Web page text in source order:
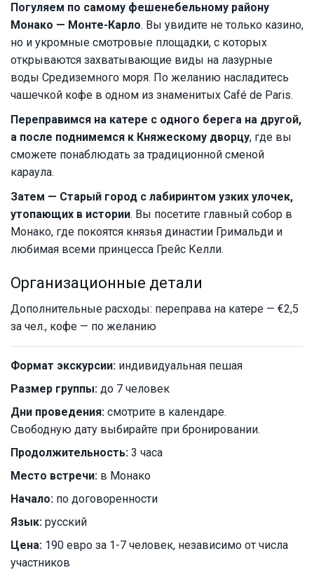
Погуляем по самому фешенебельному району
Монако — Монте-Карло. Вы увидите не только казино,
но и укромные смотровые площадки, с которых
открываются захватывающие виды на лазурные
воды Средиземного моря. По желанию насладитесь
чашечкой кофе в одном из знаменитых Café de Paris.
Переправимся на катере с одного берега на другой,
а после поднимемся к Княжескому дворцу, где вы
сможете понаблюдать за традиционной сменой
караула.
Затем — Старый город с лабиринтом узких улочек,
утопающих в истории. Вы посетите главный собор в
Монако, где покоятся князья династии Гримальди и
любимая всеми принцесса Грейс Келли.
Организационные детали
Дополнительные расходы: переправа на катере — €2,5
за чел., кофе — по желанию
Формат экскурсии: индивидуальная пешая
Размер группы: до 7 человек
Дни проведения: смотрите в календаре.
Свободную дату выбирайте при бронировании.
Продолжительность: 3 часа
Место встречи: в Монако
Начало: по договоренности
Язык: русский
Цена: 190 евро за 1-7 человек, независимо от числа
участников